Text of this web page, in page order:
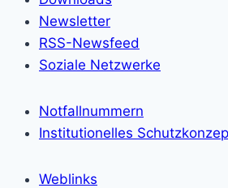
Newsletter
RSS-Newsfeed
Soziale Netzwerke
Notfallnummern
Institutionelles
Weblinks